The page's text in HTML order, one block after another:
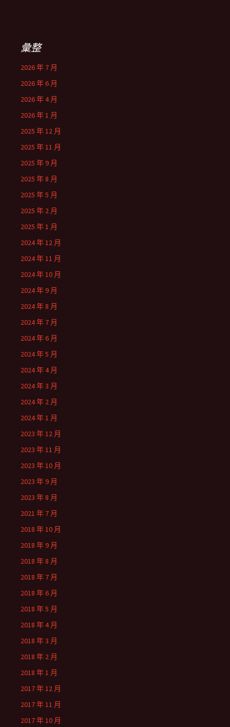
彙整
2026 年 7 月
2026 年 6 月
2026 年 4 月
2026 年 1 月
2025 年 12 月
2025 年 11 月
2025 年 9 月
2025 年 8 月
2025 年 5 月
2025 年 2 月
2025 年 1 月
2024 年 12 月
2024 年 11 月
2024 年 10 月
2024 年 9 月
2024 年 8 月
2024 年 7 月
2024 年 6 月
2024 年 5 月
2024 年 4 月
2024 年 3 月
2024 年 2 月
2024 年 1 月
2023 年 12 月
2023 年 11 月
2023 年 10 月
2023 年 9 月
2023 年 8 月
2021 年 7 月
2018 年 10 月
2018 年 9 月
2018 年 8 月
2018 年 7 月
2018 年 6 月
2018 年 5 月
2018 年 4 月
2018 年 3 月
2018 年 2 月
2018 年 1 月
2017 年 12 月
2017 年 11 月
2017 年 10 月